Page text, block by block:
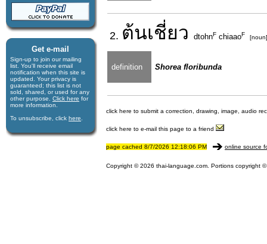
Get e-mail
Sign-up to join our mail­ing
list. You'll receive e­mail
notification when this site is
updated. Your privacy is
guaran­teed; this list is not
sold, shared, or used for any
other purpose. Click here for
more infor­mation.
To unsubscribe, click here
2. ต้นเชี่ยว dtohnF chiaaoF [noun]
definition Shorea floribunda
click here to submit a correction, drawing, image, audio
click here to e-mail this page to a friend
page cached 8/7/2026 12:18:06 PM online source
Copyright © 2026 thai-language.com. Portions copyright